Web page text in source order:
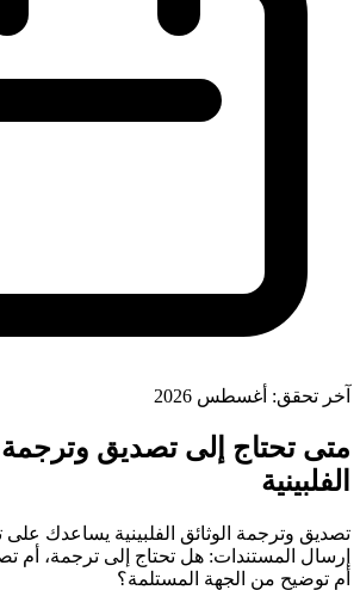
آخر تحقق: أغسطس 2026
متى تحتاج إلى تصديق وترجمة
الفلبينية
تصديق وترجمة الوثائق الفلبينية يساعدك على
إرسال المستندات: هل تحتاج إلى ترجمة، أم
أم توضيح من الجهة المستلمة؟